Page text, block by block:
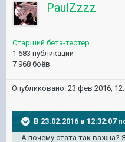
PaulZzzz
Старший бета-тестер
1 683 публикации
7 968 боёв
Опубликовано: 23 фев 2016,
В 23.02.2016 в 12:32:07
А почему стата так